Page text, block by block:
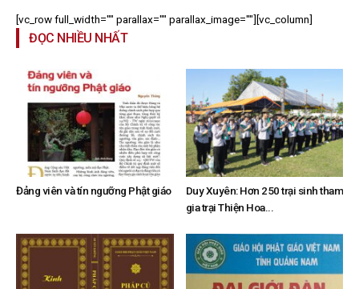
[vc_row full_width="" parallax="" parallax_image=""][vc_column]
ĐỌC NHIỀU NHẤT
Đảng viên và tín ngưỡng Phật giáo
Duy Xuyên: Hơn 250 trại sinh tham
gia trại Thiện Hoa...